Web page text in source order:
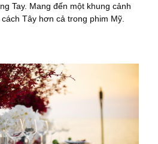
Tay. Mang đến một khung cảnh
Tây hơn cả trong phim Mỹ.